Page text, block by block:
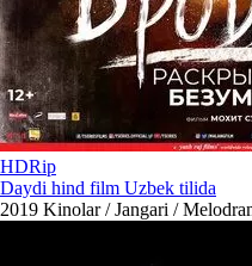
HDRip
Daydi hind film Uzbek tilida
2019 Kinolar / Jangari /